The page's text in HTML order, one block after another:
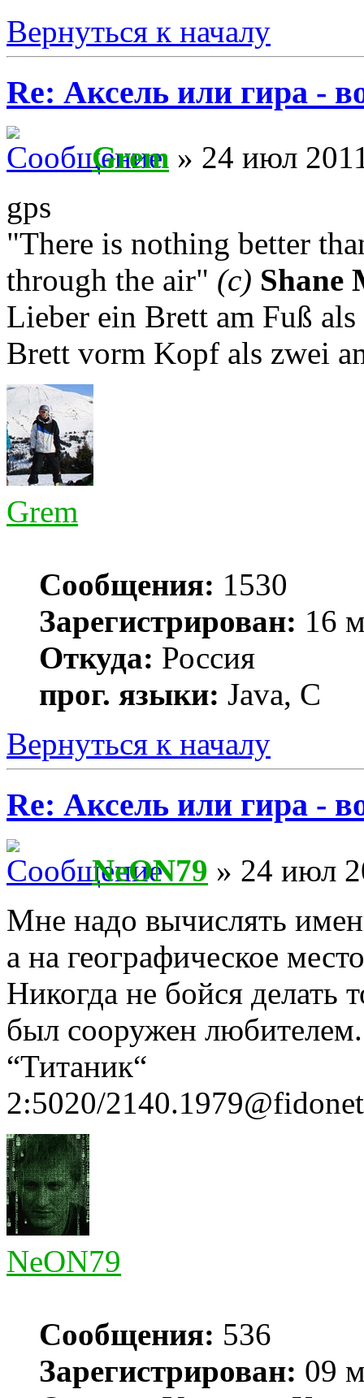
Вернуться к началу
Re: Аксель или гира -
Grem » 24 июл
gps
"There is nothing better
through the air" (с) Shane
Lieber ein Brett am Fuß
Brett vorm Kopf als zwei
Grem
Сообщения: 1530
Зарегистрирован: 16
Откуда: Россия
прог. языки: Java, C
Вернуться к началу
Re: Аксель или гира -
NeON79 » 24 июл
Мне надо вычислять
а на географическое
Никогда не бойся делать
был сооружен
“Титаник“
2:5020/2140.1979@fidonet
NeON79
Сообщения: 536
Зарегистрирован: 09